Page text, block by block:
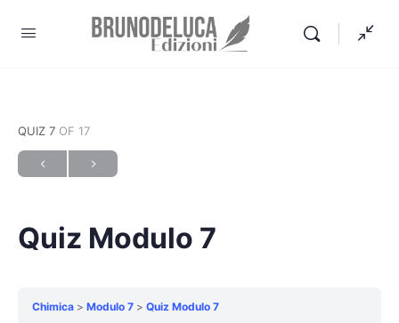
QUIZ 7 OF 17
Quiz Modulo 7
Chimica Modulo 7 Quiz Modulo 7